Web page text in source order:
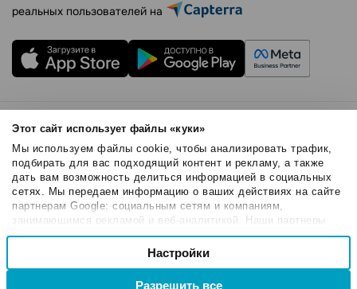
Этот сайт использует файлы «куки»
Мы используем файлы cookie, чтобы анализировать трафик,
подбирать для вас подходящий контент и рекламу, а также
дать вам возможность делиться информацией в социальных
сетях. Мы передаем информацию о ваших действиях на сайте
партнерам Google: социальным сетям и компаниям,
занимающимся рекламой и веб-аналитикой. Наши партнеры
могут комбинировать эти сведения с предоставленной вами
информацией, а также данными, которые они получили при
использовании вами их сервисов.
Выбор
Настройки
Разрешить все
реальных пользователей на
Правила использования
Безопасность SendPulse
Политика конфиденциальности
Политика Cookies
© 2015 - 2026. SendPulse Inc. Все права защищены